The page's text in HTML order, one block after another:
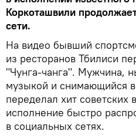
Коркоташвили
сети.
На видео бывший
из ресторанов Тбилиси
"Чунга-чанга". Мужчина,
музыкой и снимающийся
переделал хит
исполнение быстро
в социальных сетях.